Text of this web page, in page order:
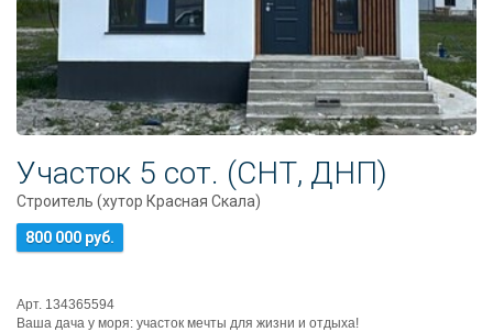
Участок 5 сот. (СНТ, ДНП)
Строитель (хутор Красная Скала)
800 000 руб.
Арт. 134365594
Ваша дача у моря: участок мечты для жизни и отдыха!